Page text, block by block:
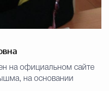
на официальном сайте
на основании